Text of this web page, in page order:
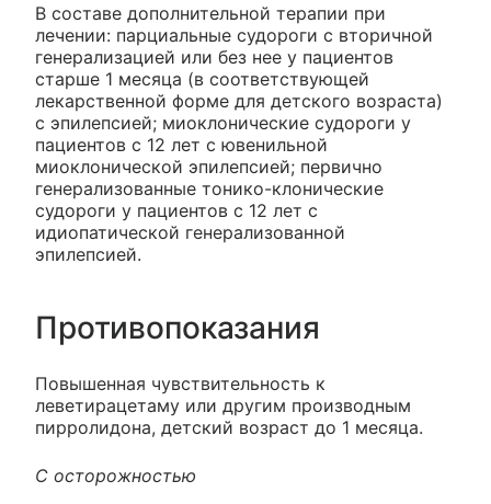
В составе дополнительной терапии при
лечении: парциальные судороги с вторичной
генерализацией или без нее у пациентов
старше 1 месяца (в соответствующей
лекарственной форме для детского возраста)
с эпилепсией; миоклонические судороги у
пациентов с 12 лет с ювенильной
миоклонической эпилепсией; первично
генерализованные тонико-клонические
судороги у пациентов с 12 лет с
идиопатической генерализованной
эпилепсией.
Противопоказания
Повышенная чувствительность к
леветирацетаму или другим производным
пирролидона, детский возраст до 1 месяца.
С осторожностью